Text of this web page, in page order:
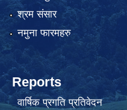
श्रम संसार
नमुना फारमहरु
Reports
वार्षिक प्रगति प्रतिवेदन